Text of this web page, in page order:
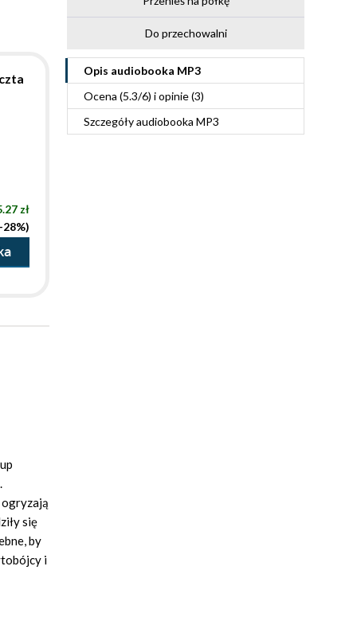
Do przechowalni
Opis audiobooka MP3
Ocena (5.3/6) i opinie (3)
Szczegółyaudiobooka MP3
zł
28%)
ogryzają
się
by
i